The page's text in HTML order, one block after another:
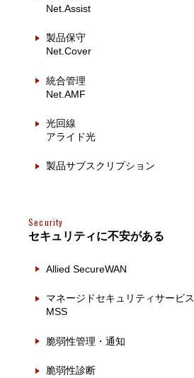
Net.Assist
製品保守
Net.Cover
統合管理
Net.AMF
光回線
アライド光
製品サブスクリプション
Security
セキュリティに不安がある
Allied SecureWAN
マネージドセキュリティサービス
MSS
脆弱性管理・通知
脆弱性診断